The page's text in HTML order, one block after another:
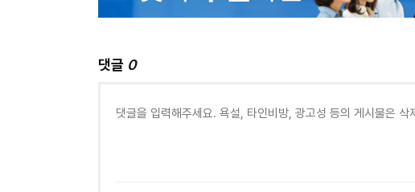
댓글 0